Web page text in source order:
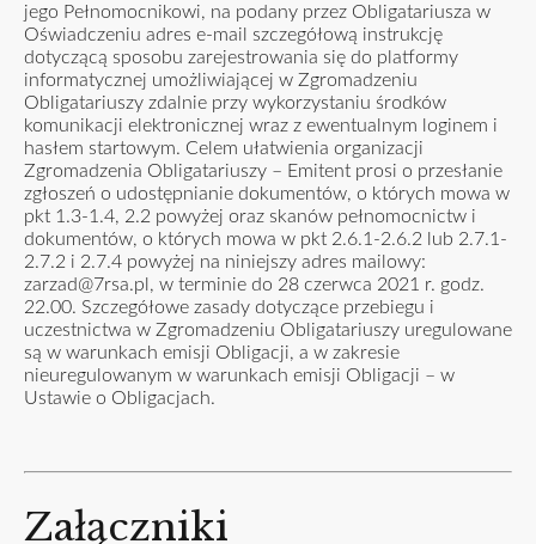
jego Pełnomocnikowi, na podany przez Obligatariusza w
Oświadczeniu adres e-mail szczegółową instrukcję
dotyczącą sposobu zarejestrowania się do platformy
informatycznej umożliwiającej w Zgromadzeniu
Obligatariuszy zdalnie przy wykorzystaniu środków
komunikacji elektronicznej wraz z ewentualnym loginem i
hasłem startowym. Celem ułatwienia organizacji
Zgromadzenia Obligatariuszy – Emitent prosi o przesłanie
zgłoszeń o udostępnianie dokumentów, o których mowa w
pkt 1.3-1.4, 2.2 powyżej oraz skanów pełnomocnictw i
dokumentów, o których mowa w pkt 2.6.1-2.6.2 lub 2.7.1-
2.7.2 i 2.7.4 powyżej na niniejszy adres mailowy:
zarzad@7rsa.pl , w terminie do 28 czerwca 2021 r. godz.
22.00. Szczegółowe zasady dotyczące przebiegu i
uczestnictwa w Zgromadzeniu Obligatariuszy uregulowane
są w warunkach emisji Obligacji, a w zakresie
nieuregulowanym w warunkach emisji Obligacji – w
Ustawie o Obligacjach.
Załączniki